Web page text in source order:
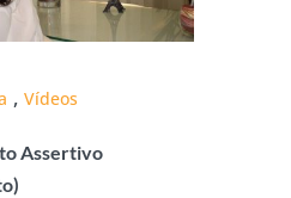
, Vídeos
Assertivo